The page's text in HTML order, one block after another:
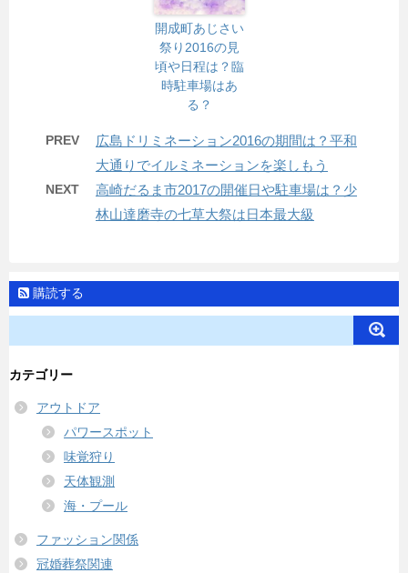
開成町あじさい
祭り2016の見
頃や日程は？臨
時駐車場はあ
る？
PREV
広島ドリミネーション2016の期間は？平和
大通りでイルミネーションを楽しもう
NEXT
高崎だるま市2017の開催日や駐車場は？少
林山達磨寺の七草大祭は日本最大級
購読する
カテゴリー
アウトドア
パワースポット
味覚狩り
天体観測
海・プール
ファッション関係
冠婚葬祭関連